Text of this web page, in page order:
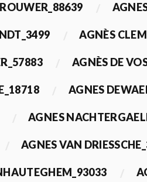
AGNÈS
AGNÈS DE
AGNES
AGNES
AGNES VAN